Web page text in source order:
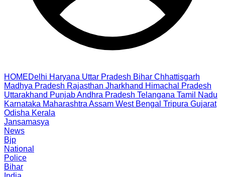
HOMEDelhi Haryana Uttar Pradesh Bihar Chhattisgarh
Madhya Pradesh Rajasthan Jharkhand Himachal Pradesh
Uttarakhand PunjabAndhra Pradesh Telangana Tamil Nadu
Karnataka Maharashtra Assam West Bengal Tripura Gujarat
Odisha Kerala
Jansamasya
News
Bjp
National
Police
Bihar